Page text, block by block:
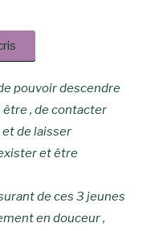
pouvoir descendre
, de contacter
de laisser
et être
de ces 3 jeunes
en douceur ,